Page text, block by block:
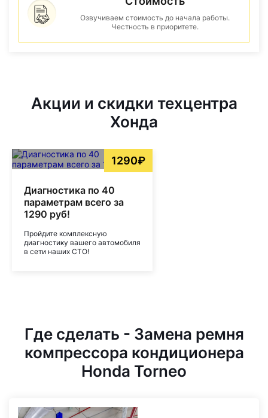
Озвучиваем стоимость до начала работы.
Честность в приоритете.
Акции и скидки техцентра
Хонда
1290₽
Диагностика по 40
параметрам всего за
1290 руб!
Пройдите комплексную
диагностику вашего автомобиля
в сети наших СТО!
Где сделать - Замена ремня
компрессора кондиционера
Honda Torneo